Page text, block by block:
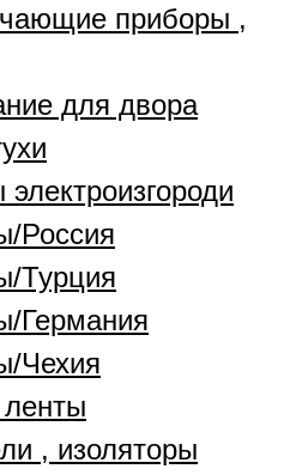
приборы ,
для двора
Россия
Турция
Германия
Чехия
, изоляторы